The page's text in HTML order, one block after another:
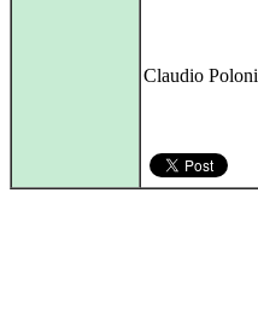
Claudio Poloni